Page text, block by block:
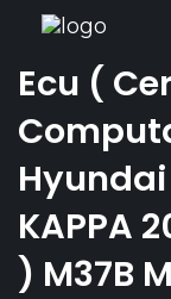
Ecu (
Hyundai
KAPPA
) M37B